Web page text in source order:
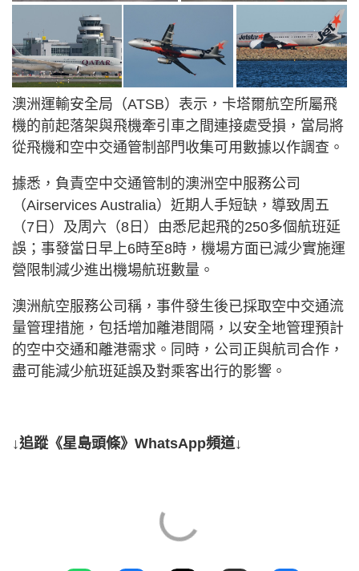
澳洲運輸安全局（ATSB）表示，卡塔爾航空所屬飛
機的前起落架與飛機牽引車之間連接處受損，當局將
從飛機和空中交通管制部門收集可用數據以作調查。
據悉，負責空中交通管制的澳洲空中服務公司
（Airservices Australia）近期人手短缺，導致周五
（7日）及周六（8日）由悉尼起飛的250多個航班延
誤；事發當日早上6時至8時，機場方面已減少實施運
營限制減少進出機場航班數量。
澳洲航空服務公司稱，事件發生後已採取空中交通流
量管理措施，包括增加離港間隔，以安全地管理預計
的空中交通和離港需求。同時，公司正與航司合作，
盡可能減少航班延誤及對乘客出行的影響。
↓追蹤《星島頭條》WhatsApp頻道↓